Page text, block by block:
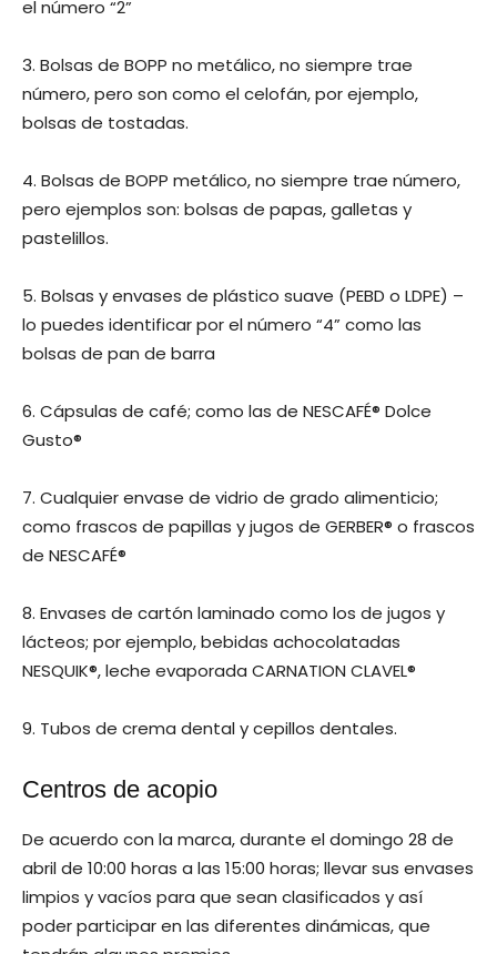
el número “2”
3. Bolsas de BOPP no metálico, no siempre trae
número, pero son como el celofán, por ejemplo,
bolsas de tostadas.
4. Bolsas de BOPP metálico, no siempre trae número,
pero ejemplos son: bolsas de papas, galletas y
pastelillos.
5. Bolsas y envases de plástico suave (PEBD o LDPE) –
lo puedes identificar por el número “4” como las
bolsas de pan de barra
6. Cápsulas de café; como las de NESCAFÉ® Dolce
Gusto®
7. Cualquier envase de vidrio de grado alimenticio;
como frascos de papillas y jugos de GERBER® o frascos
de NESCAFÉ®
8. Envases de cartón laminado como los de jugos y
lácteos; por ejemplo, bebidas achocolatadas
NESQUIK®, leche evaporada CARNATION CLAVEL®
9. Tubos de crema dental y cepillos dentales.
Centros de acopio
De acuerdo con la marca, durante el domingo 28 de
abril de 10:00 horas a las 15:00 horas; llevar sus envases
limpios y vacíos para que sean clasificados y así
poder participar en las diferentes dinámicas, que